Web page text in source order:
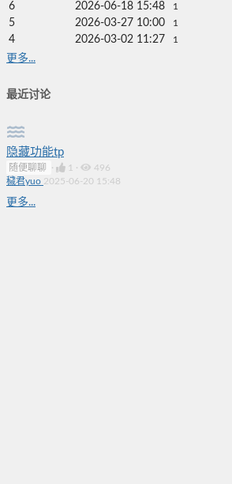
6
2026-06-18 15:48 1
5 2026-03-27 10:00 1
4 2026-03-02 11:27 1
更多...
最近讨论
隐藏功能tp
随便聊聊 · 1 ·
496
穢君yuo 2025-06-20 15:48
更多...